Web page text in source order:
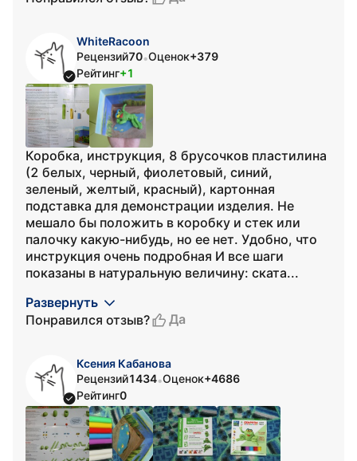
WhiteRacoon
Рецензий70•Оценок+379
Рейтинг+1
Коробка, инструкция, 8 брусочков пластилина
(2 белых, черный, фиолетовый, синий,
зеленый, желтый, красный), картонная
подставка для демонстрации изделия. Не
мешало бы положить в коробку и стек или
палочку какую-нибудь, но ее нет. Удобно, что
инструкция очень подробная И все шаги
показаны в натуральную величину: ската...
Развернуть
Понравился отзыв?
Да
Ксения Кабанова
Рецензий1434•Оценок+4686
Рейтинг0